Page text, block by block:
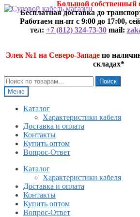
Перейти
навигации
Перейти
содержимому
Большой собственный
Бесплатная доставка до
Работаем пн-пт с 9:00 до 17:00,
тел: +7 (812) 324-73-30mail:
Элек №1 на Северо-Западепо
складах*
Искать:
Поиск
Меню
Каталог
Характеристики кабеля
Доставка и оплата
Контакты
Купить оптом
Вопрос-Ответ
Каталог
Характеристики кабеля
Доставка и оплата
Контакты
Купить оптом
Вопрос-Ответ